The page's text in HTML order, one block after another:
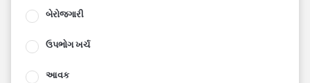
બેરોજગારી
ઉપભોગ ખર્ચ
આવક